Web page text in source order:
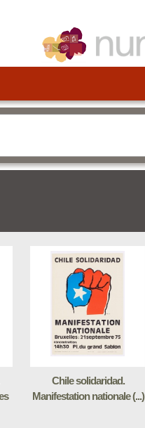
Chile solidaridad.
Manifestation nationale (...)